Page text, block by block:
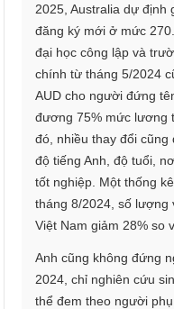
2025, Australia dự định
đăng ký mới ở mức
đại học công lập và
chính từ tháng 5/2024
AUD cho người đứng
đương 75% mức lương
đó, nhiều thay đổi
độ tiếng Anh, độ tuổi,
tốt nghiệp. Một thống
tháng 8/2024, số lượng
Việt Nam giảm 28% so
Anh cũng không đứng
2024, chỉ nghiên cứu
thể đem theo người